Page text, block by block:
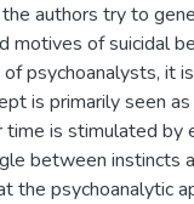
authors try to
motives of suicidal
psychoanalysts, it
is primarily seen
time is stimulated
between instincts
the psychoanalytic